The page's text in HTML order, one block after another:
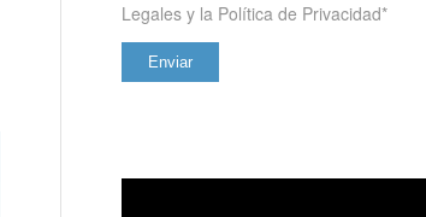
Legales y la Política de Privacidad*